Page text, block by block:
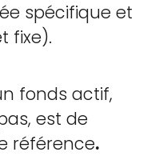
spécifique et
fixe).
fonds actif,
est de
référence.